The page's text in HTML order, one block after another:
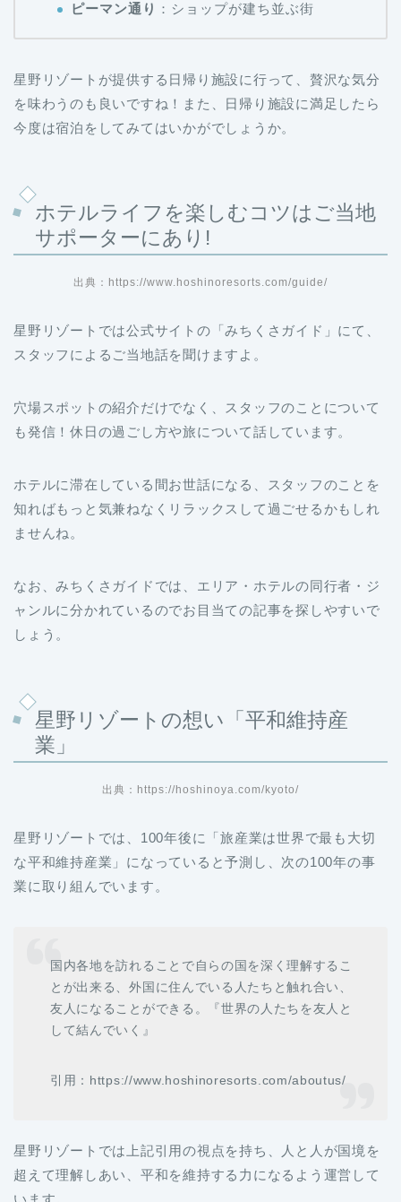
ピーマン通り ：ショップが建ち並ぶ街
星野リゾートが提供する日帰り施設に行って、贅沢な気分
を味わうのも良いですね！また、日帰り施設に満足したら
今度は宿泊をしてみてはいかがでしょうか。
ホテルライフを楽しむコツはご当地
サポーターにあり!
出典：https://www.hoshinoresorts.com/guide/
星野リゾートでは公式サイトの「みちくさガイド」にて、
スタッフによるご当地話を聞けますよ。
穴場スポットの紹介だけでなく、スタッフのことについて
も発信！休日の過ごし方や旅について話しています。
ホテルに滞在している間お世話になる、スタッフのことを
知ればもっと気兼ねなくリラックスして過ごせるかもしれ
ませんね。
なお、みちくさガイドでは、エリア・ホテルの同行者・ジ
ャンルに分かれているのでお目当ての記事を探しやすいで
しょう。
星野リゾートの想い「平和維持産
業」
出典：https://hoshinoya.com/kyoto/
星野リゾートでは、100年後に「旅産業は世界で最も大切
な平和維持産業」になっていると予測し、次の100年の事
業に取り組んでいます。
国内各地を訪れることで自らの国を深く理解するこ
とが出来る、外国に住んでいる人たちと触れ合い、
友人になることができる。『世界の人たちを友人と
して結んでいく』
引用：https://www.hoshinoresorts.com/aboutus/
星野リゾートでは上記引用の視点を持ち、人と人が国境を
超えて理解しあい、平和を維持する力になるよう運営して
います。